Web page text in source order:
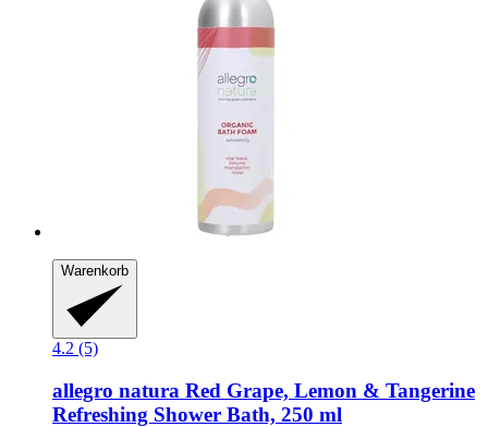
Warenkorb
4.2 (5)
allegro natura Red Grape, Lemon & Tangerine
Refreshing Shower Bath, 250 ml